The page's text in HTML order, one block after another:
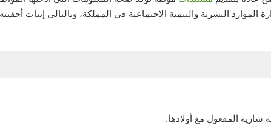
البشرية والتنمية الاجتماعية في المملكة، وبالتالي إثبات
سارية المفعول مع أولادها.